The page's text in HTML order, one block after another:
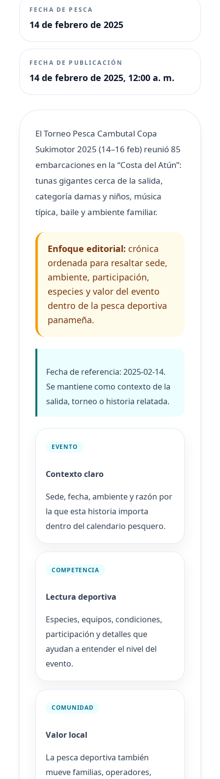
FECHA DE PESCA
14 de febrero de 2025
FECHA DE PUBLICACIÓN
14 de febrero de 2025, 12:00 a. m.
El Torneo Pesca Cambutal Copa
Sukimotor 2025 (14–16 feb) reunió 85
embarcaciones en la “Costa del Atún”:
tunas gigantes cerca de la salida,
categoría damas y niños, música
típica, baile y ambiente familiar.
Enfoque editorial: crónica
ordenada para resaltar sede,
ambiente, participación,
especies y valor del evento
dentro de la pesca deportiva
panameña.
Fecha de referencia: 2025-02-14.
Se mantiene como contexto de la
salida, torneo o historia relatada.
EVENTO
Contexto claro
Sede, fecha, ambiente y razón por
la que esta historia importa
dentro del calendario pesquero.
COMPETENCIA
Lectura deportiva
Especies, equipos, condiciones,
participación y detalles que
ayudan a entender el nivel del
evento.
COMUNIDAD
Valor local
La pesca deportiva también
mueve familias, operadores,